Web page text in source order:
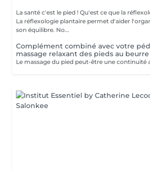
La santé c'est le pied ! Qu'est ce que la réflexologie plantaire ?
La réflexologie plantaire permet d'aider
son équilibre. No...
Complément combiné avec votre
massage relaxant des pieds au